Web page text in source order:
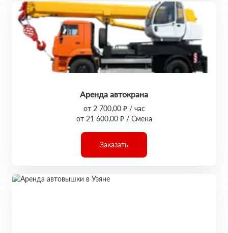
Аренда автокрана
от 2 700,00 ₽ / час
от 21 600,00 ₽ / Смена
Заказать